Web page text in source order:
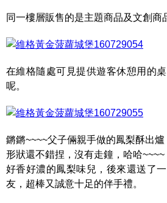
同一樓層販售的是主題商品及文創商
在維格隨處可見提供遊客休憩用的
呢。
鏘鏘~~~~父子倆親手做的鳳梨酥出爐
形狀還不錯捏，沒有走鐘，哈哈~~~~
好香好濃的鳳梨味兒，後來還送了
友，超棒又誠意十足的伴手禮。